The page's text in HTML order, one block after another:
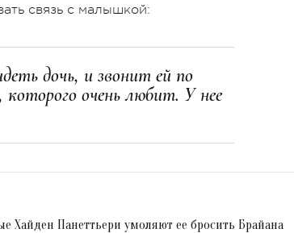
связь с малышкой:
дочь, и звонит ей по
очень любит. У нее
Хайден Панеттьери умоляют ее бросить Брайана